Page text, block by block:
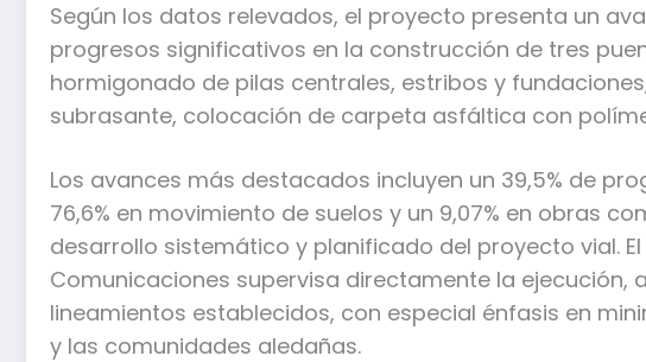
Según los datos relevados, el proyecto presenta un
progresos significativos en la construcción de tres
hormigonado de pilas centrales, estribos y
subrasante, colocación de carpeta asfáltica con
Los avances más destacados incluyen un 39,5% de
76,6% en movimiento de suelos y un 9,07% en obras
desarrollo sistemático y planificado del proyecto vial.
Comunicaciones supervisa directamente la ejecución,
lineamientos establecidos, con especial énfasis en
y las comunidades aledañas.